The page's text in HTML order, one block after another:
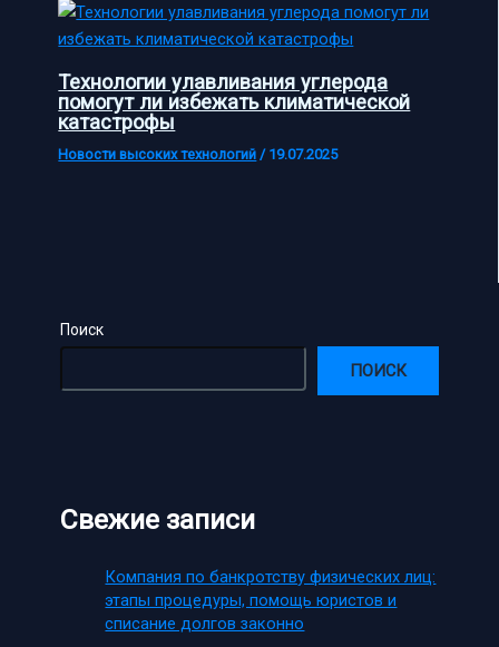
Технологии улавливания углерода
помогут ли избежать климатической
катастрофы
Новости высоких технологий / 19.07.2025
Поиск
ПОИСК
Свежие записи
Компания по банкротству физических лиц:
этапы процедуры, помощь юристов и
списание долгов законно